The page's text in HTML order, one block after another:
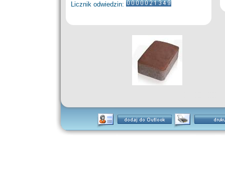
Licznik odwiedzin: